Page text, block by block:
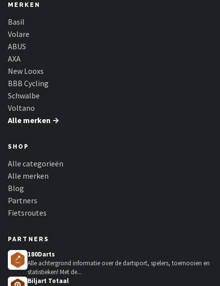
MERKEN
Basil
Volare
ABUS
AXA
New Looxs
BBB Cycling
Schwalbe
Voltano
Alle merken →
SHOP
Alle categorieën
Alle merken
Blog
Partners
Fietsroutes
PARTNERS
180Darts
Alle achtergrond informatie over de dartsport, spelers, toernooien en
statistieken! Met de...
Biljart Totaal